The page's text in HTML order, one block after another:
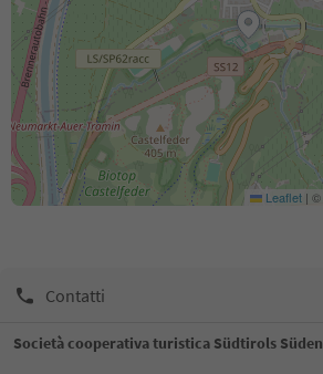
Leaflet | ©
Contatti
Società cooperativa turistica Südtirols Süden